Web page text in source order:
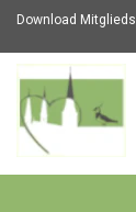
Download